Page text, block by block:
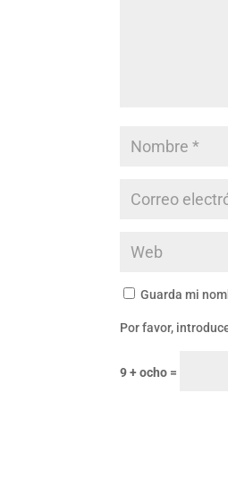
Guarda mi
Por favor,
9 + ocho =